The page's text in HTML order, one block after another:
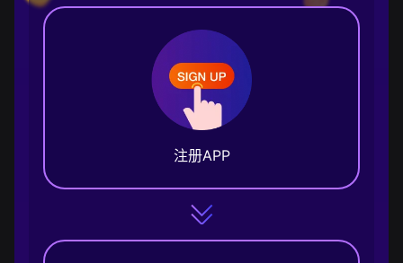
注册APP